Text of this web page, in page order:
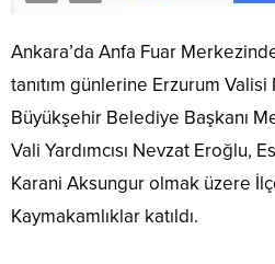
Ankara’da Anfa Fuar
tanıtım günlerine Erzurum
Büyükşehir Belediye Başkanı
Vali Yardımcısı Nevzat Eroğlu,
Karani Aksungur olmak üzere
Kaymakamlıklar katıldı.